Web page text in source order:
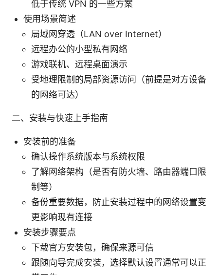
低于传统 VPN 的一些方案
使用场景简述
局域网穿透（LAN over Internet）
远程办公的小型私有网络
游戏联机、远程桌面演示
受地理限制的局部资源访问（前提是对方设备
的网络可达）
二、安装与快速上手指南
安装前的准备
确认操作系统版本与系统权限
了解网络架构（是否有防火墙、路由器端口限
制等）
备份重要数据，防止安装过程中的网络设置变
更影响现有连接
安装步骤要点
下载官方安装包，确保来源可信
跟随向导完成安装，选择默认设置通常可以正